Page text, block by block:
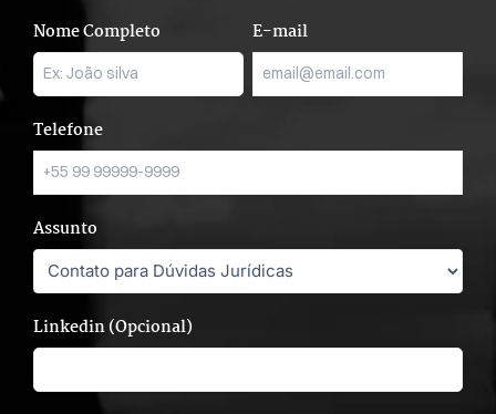
Nome Completo E-mail
Telefone
Assunto
Linkedin (Opcional)